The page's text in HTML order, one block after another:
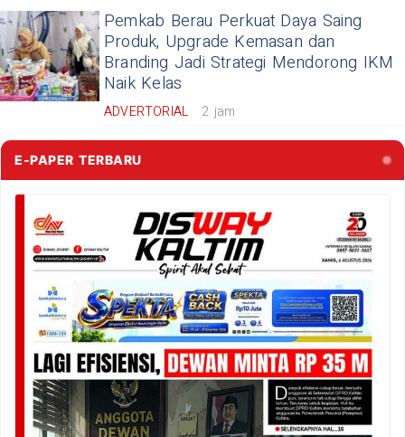
Pemkab Berau Perkuat Daya Saing
Produk, Upgrade Kemasan dan
Branding Jadi Strategi Mendorong IKM
Naik Kelas
ADVERTORIAL 2 jam
E-PAPER TERBARU